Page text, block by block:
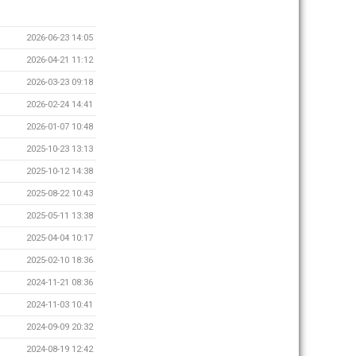
2026-06-23 14:05
2026-04-21 11:12
2026-03-23 09:18
2026-02-24 14:41
2026-01-07 10:48
2025-10-23 13:13
2025-10-12 14:38
2025-08-22 10:43
2025-05-11 13:38
2025-04-04 10:17
2025-02-10 18:36
2024-11-21 08:36
2024-11-03 10:41
2024-09-09 20:32
2024-08-19 12:42